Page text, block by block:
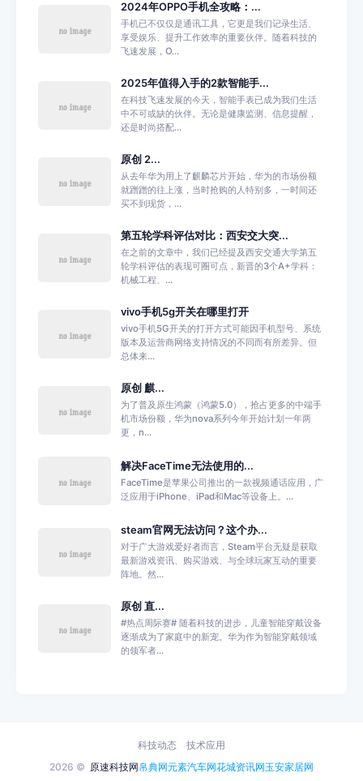
2024年OPPO手机全攻略：...
手机已不仅仅是通讯工具，它更是我们记录生活、
享受娱乐、提升工作效率的重要伙伴。随着科技的
飞速发展，O...
2025年值得入手的2款智能手...
在科技飞速发展的今天，智能手表已成为我们生活
中不可或缺的伙伴。无论是健康监测、信息提醒，
还是时尚搭配...
原创 2...
从去年华为用上了麒麟芯片开始，华为的市场份额
就蹭蹭的往上涨，当时抢购的人特别多，一时间还
买不到现货，...
第五轮学科评估对比：西安交大突...
在之前的文章中，我们已经提及西安交通大学第五
轮学科评估的表现可圈可点，新晋的3个A+学科：
机械工程、...
vivo手机5g开关在哪里打开
vivo手机5G开关的打开方式可能因手机型号、系统
版本及运营商网络支持情况的不同而有所差异。但
总体来...
原创 麒...
为了普及原生鸿蒙（鸿蒙5.0），抢占更多的中端手
机市场份额，华为nova系列今年开始计划一年两
更，n...
解决FaceTime无法使用的...
FaceTime是苹果公司推出的一款视频通话应用，广
泛应用于iPhone、iPad和Mac等设备上。...
steam官网无法访问？这个办...
对于广大游戏爱好者而言，Steam平台无疑是获取
最新游戏资讯、购买游戏、与全球玩家互动的重要
阵地。然...
原创 直...
#热点周际赛# 随着科技的进步，儿童智能穿戴设备
逐渐成为了家庭中的新宠。华为作为智能穿戴领域
的领军者...
2026 © 原速科技网帛典网元素汽车网花城资讯网玉安家居网
科技动态 技术应用